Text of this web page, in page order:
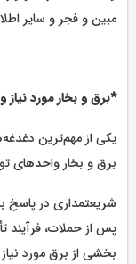
مبین و فجر و سایر
*برق و بخار مورد
یکی از مهم‌ترین
برق و بخار واحدهای
شریعتمداری در پاسخ
پس از حملات، فرآیند
بخشی از برق مورد